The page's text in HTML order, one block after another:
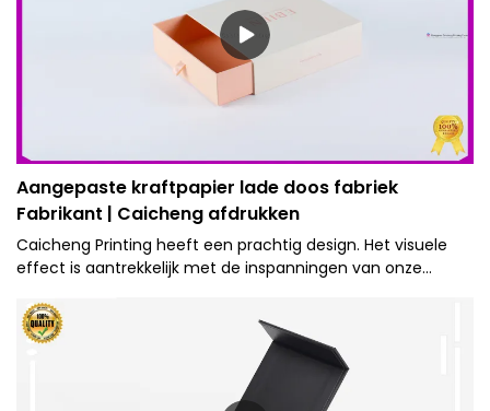
Aangepaste kraftpapier lade doos fabriek
Fabrikant | Caicheng afdrukken
Caicheng Printing heeft een prachtig design. Het visuele
effect is aantrekkelijk met de inspanningen van onze